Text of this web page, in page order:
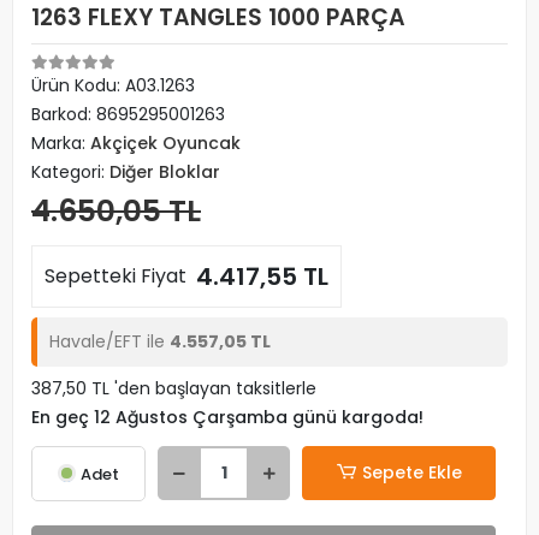
1263 FLEXY TANGLES 1000 PARÇA
Ürün Kodu: A03.1263
Barkod: 8695295001263
Marka: Akçiçek Oyuncak
Kategori: Diğer Bloklar
4.650,05 TL
Sepetteki Fiyat 4.417,55 TL
Havale/EFT ile 4.557,05 TL
387,50 TL 'den başlayan taksitlerle
En geç 12 Ağustos Çarşamba günü kargoda!
Adet Sepete Ekle